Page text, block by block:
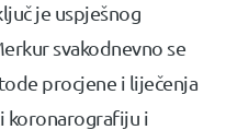
je uspješnog
svakodnevno se
procjene i liječenja
koronarografiju i